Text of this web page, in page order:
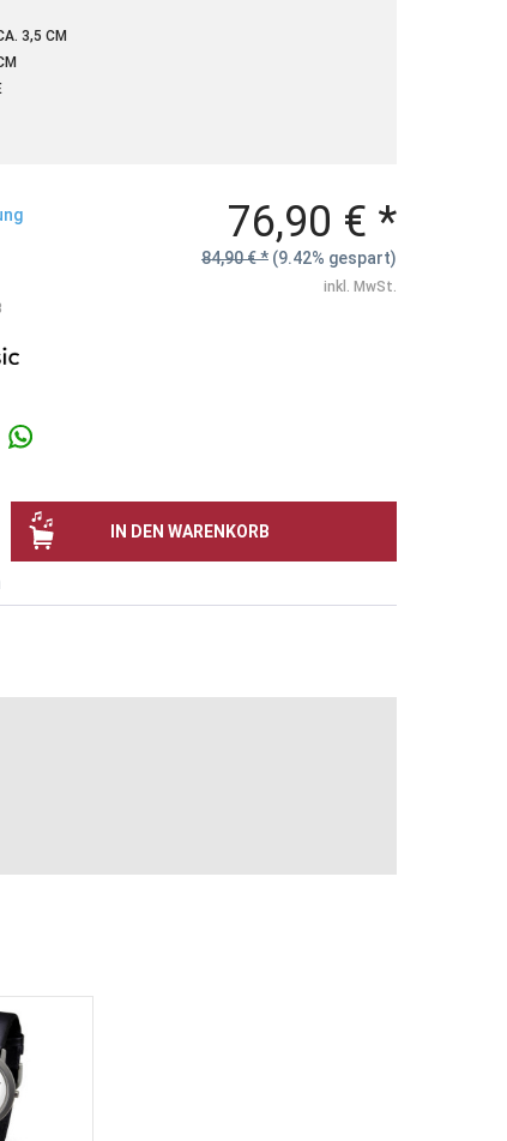
3,5 CM
76,90 € *
84,90 € * (9.42% gespart)
inkl. MwSt.
IN DEN WARENKORB